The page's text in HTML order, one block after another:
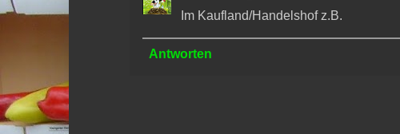
Im Kaufland/Handelshof z.B.
Antworten